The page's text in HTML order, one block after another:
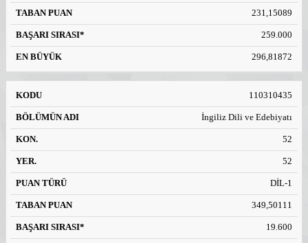
231,15089
259.000
296,81872
110310435
İngiliz Dili ve Edebiyatı
52
52
DİL-1
349,50111
19.600